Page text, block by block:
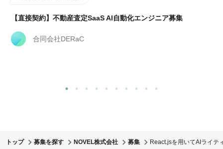
【直接契約】不動産査定SaaS AI自動化エンジニア募集
合同会社DERaC
トップ 募集を探す NOVEL株式会社 募集 React.jsを用いてAIライテ